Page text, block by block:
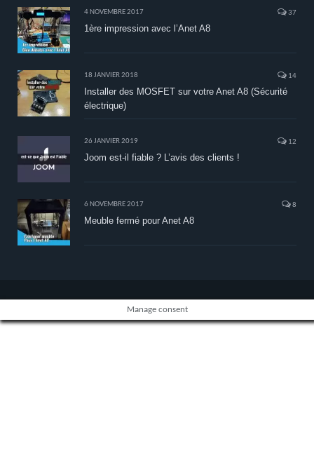
4 NOVEMBRE 2017 37
1ère impression avec l’Anet A8
18 JANVIER 2018 14
Installer des MOSFET sur votre Anet A8 (Sécurité
électrique)
26 JANVIER 2019 12
Joom est-il fiable ? L’avis des clients !
6 NOVEMBRE 2017 8
Meuble fermé pour Anet A8
Manage consent